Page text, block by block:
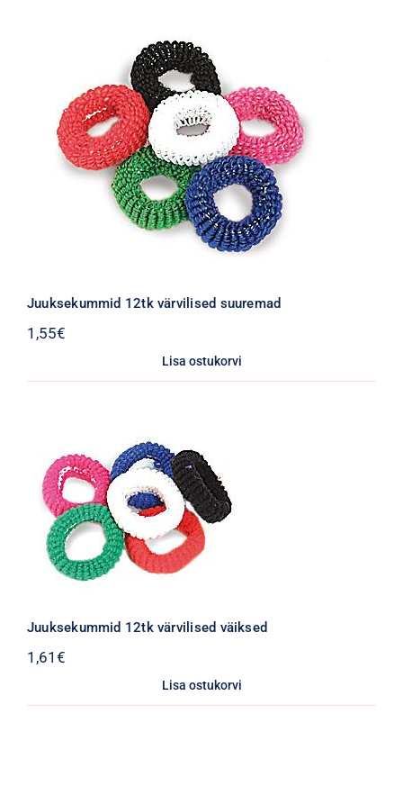
Juuksekummid 12tk värvilised suuremad
1,55€
Lisa ostukorvi
Juuksekummid 12tk värvilised väiksed
1,61 €
Lisa ostukorvi